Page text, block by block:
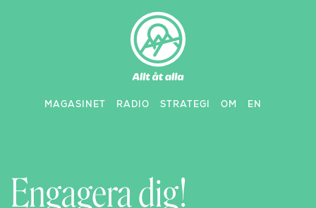
MAGASINET RADIO STRATEGI OM EN
Engagera dig!